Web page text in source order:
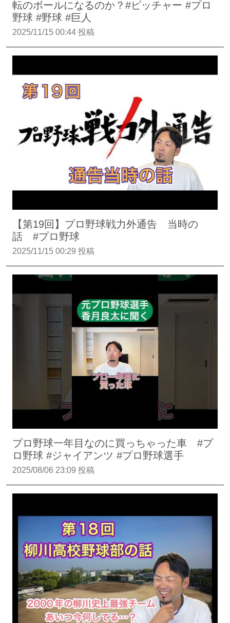
転のボールになるのか？#ピッチャー #プロ
野球 #野球 #巨人
2025/11/15 00:44 投稿
【第19回】プロ野球戦力外通告 当時の
話 #プロ野球
2025/11/15 00:29 投稿
プロ野球一年目なのに買っちゃった車 #プ
ロ野球 #ジャイアンツ #プロ野球選手
2025/08/06 23:09 投稿